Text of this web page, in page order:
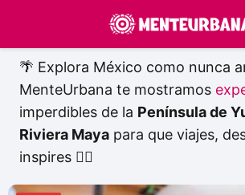
🌴 Explora México como nunca
MenteUrbana te mostramos
imperdibles de la Península de
Riviera Maya para que viajes,
inspires 👇🏻